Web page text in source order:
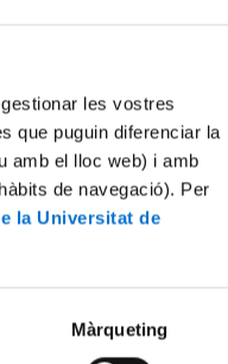
les vostres
que puguin diferenciar la
amb el lloc web) i amb
de navegació). Per
la Universitat de
Màrqueting